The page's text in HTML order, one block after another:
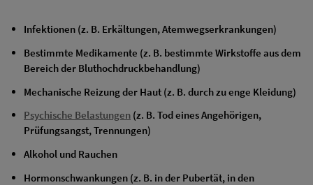
Infektionen (z. B. Erkältungen, Atemwegserkrankungen)
Bestimmte Medikamente (z. B. bestimmte Wirkstoffe aus dem
Bereich der Bluthochdruckbehandlung)
Mechanische Reizung der Haut (z. B. durch zu enge Kleidung)
Psychische Belastungen (z. B. Tod eines Angehörigen,
Prüfungsangst, Trennungen)
Alkohol und Rauchen
Hormonschwankungen (z. B. in der Pubertät, in den